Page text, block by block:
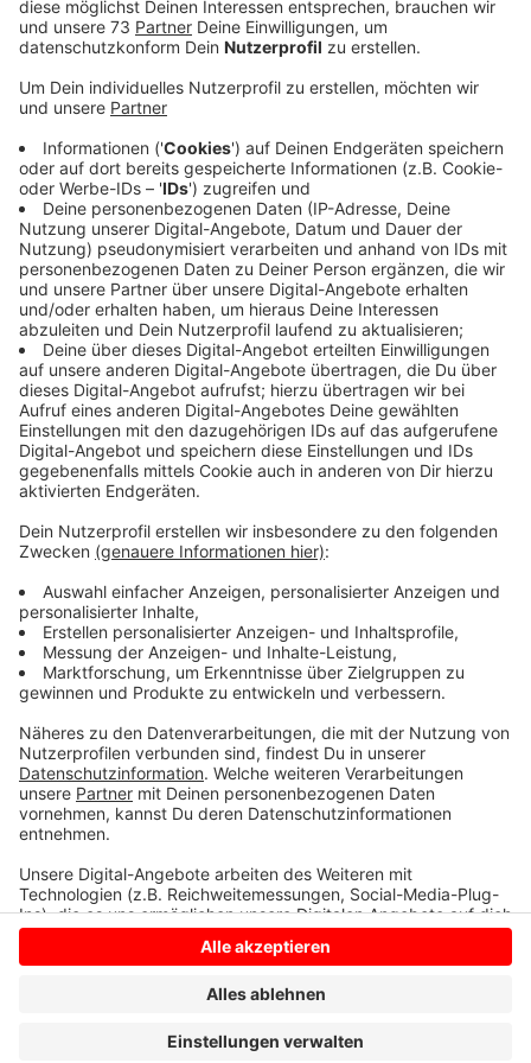
Anzeige
Atomkraftgegner bitten
Wirtschaftsministerium zum Gespräch
Anzeige
Heute (Fr. 19.01.24) sind Vertreter mehrerer Anti-
Atomkraft-Initativen zu Gast im NRW-
Wirtschaftsministerium. So ein Gespräch hat es seit
mehr als sieben Jahren nicht mehr gegeben. Es findet
auf Anfrage der Atomkraftgegner statt. Sie fordern
eine Zwischenlagerung des Atommülls in Jülich und
hoffen, dass die geplanten Castor-Transporte von
Jülich nach Ahaus noch verhindert werden können.
Denn eine Genehmigung dafür gibt es noch nicht.
Allerdings gab es im November bereits zwei
Probetransporte per LKW. Außerdem wollen die
Atomkraftgegner in dem Gespräch eine Stilllegung der
Urananreicherungsanlage in Gronau erreichen.
Anzeige
Anzeige